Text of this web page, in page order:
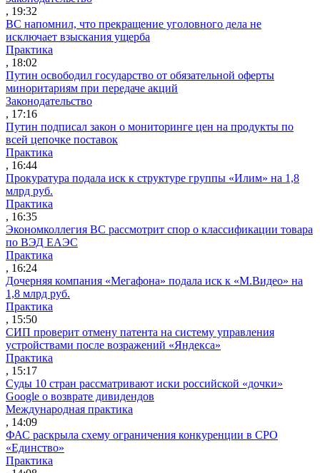
, 19:32
ВС напомнил, что прекращение уголовного дела не
исключает взыскания ущерба
Практика
, 18:02
Путин освободил государство от обязательной оферты
миноритариям при передаче акций
Законодательство
, 17:16
Путин подписал закон о мониторинге цен на продукты по
всей цепочке поставок
Практика
, 16:44
Прокуратура подала иск к структуре группы «Илим» на 1,8
млрд руб.
Практика
, 16:35
Экономколлегия ВС рассмотрит спор о классификации товара
по ВЭД ЕАЭС
Практика
, 16:24
Дочерняя компания «Мегафона» подала иск к «М.Видео» на
1,8 млрд руб.
Практика
, 15:50
СИП проверит отмену патента на систему управления
устройствами после возражений «Яндекса»
Практика
, 15:17
Суды 10 стран рассматривают иски российской «дочки»
Google о возврате дивидендов
Международная практика
, 14:09
ФАС раскрыла схему ограничения конкуренции в СРО
«Единство»
Практика